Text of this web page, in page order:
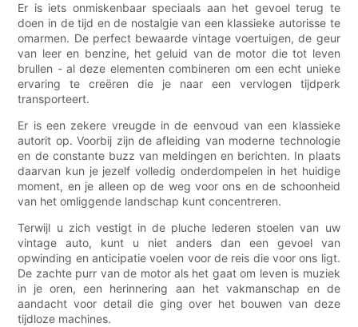
Er is iets onmiskenbaar speciaals aan het gevoel terug te
doen in de tijd en de nostalgie van een klassieke autorisse te
omarmen. De perfect bewaarde vintage voertuigen, de geur
van leer en benzine, het geluid van de motor die tot leven
brullen - al deze elementen combineren om een ​​echt unieke
ervaring te creëren die je naar een vervlogen tijdperk
transporteert.
Er is een zekere vreugde in de eenvoud van een klassieke
autorit op. Voorbij zijn de afleiding van moderne technologie
en de constante buzz van meldingen en berichten. In plaats
daarvan kun je jezelf volledig onderdompelen in het huidige
moment, en je alleen op de weg voor ons en de schoonheid
van het omliggende landschap kunt concentreren.
Terwijl u zich vestigt in de pluche lederen stoelen van uw
vintage auto, kunt u niet anders dan een gevoel van
opwinding en anticipatie voelen voor de reis die voor ons ligt.
De zachte purr van de motor als het gaat om leven is muziek
in je oren, een herinnering aan het vakmanschap en de
aandacht voor detail die ging over het bouwen van deze
tijdloze machines.